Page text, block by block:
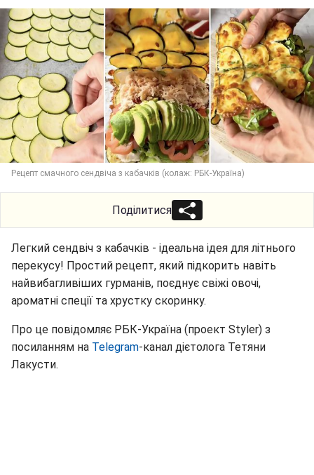
Рецепт смачного сендвіча з кабачків (колаж: РБК-Україна)
Поділитися
Легкий сендвіч з кабачків - ідеальна ідея для літнього
перекусу! Простий рецепт, який підкорить навіть
найвибагливіших гурманів, поєднує свіжі овочі,
ароматні спеції та хрустку скоринку.
Про це повідомляє РБК-Україна (проект Styler) з
посиланням на Telegram-канал дієтолога Тетяни
Лакусти.